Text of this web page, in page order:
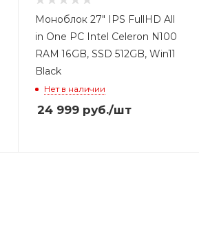
Моноблок 27" IPS FullHD All
in One PC Intel Celeron N100
RAM 16GB, SSD 512GB, Win11
Black
Нет в наличии
24 999 руб./шт